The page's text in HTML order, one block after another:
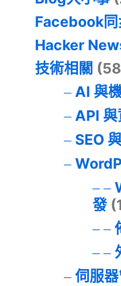
Facebook同
Hacker
技術相關
AI 與
API
SEO
發
伺服